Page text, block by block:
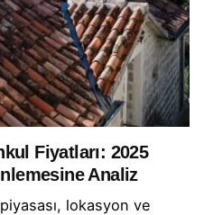
Fiyatları: 2025
Analiz
lokasyon ve